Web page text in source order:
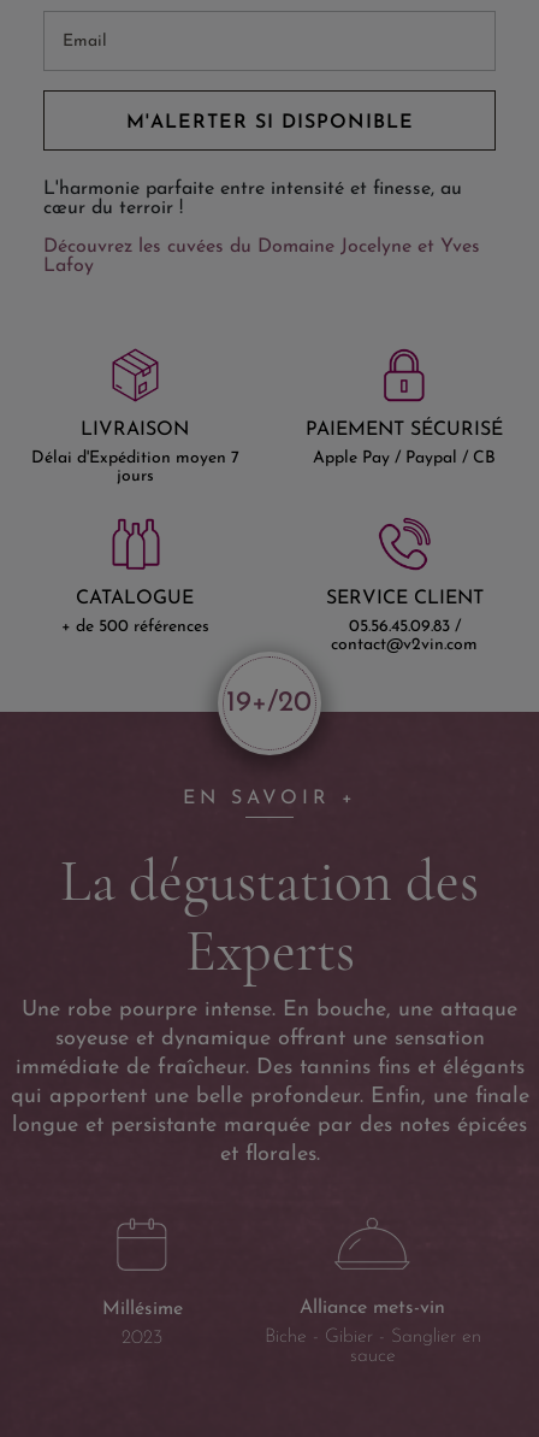
M'ALERTER SI DISPONIBLE
L'harmonie parfaite entre intensité et finesse, au
cœur du terroir !
Découvrez les cuvées du Domaine Jocelyne et Yves
Lafoy
LIVRAISON
Délai d'Expédition moyen 7
jours
PAIEMENT SÉCURISÉ
Apple Pay / Paypal / CB
CATALOGUE
+ de 500 références
SERVICE CLIENT
05.56.45.09.83 /
contact@v2vin.com
19+/20
EN SAVOIR +
La dégustation des
Experts
Une robe pourpre intense. En bouche, une attaque
soyeuse et dynamique offrant une sensation
immédiate de fraîcheur. Des tannins fins et élégants
qui apportent une belle profondeur. Enfin, une finale
longue et persistante marquée par des notes épicées
et florales.
Millésime
2023
Alliance mets-vin
Biche - Gibier - Sanglier en
sauce